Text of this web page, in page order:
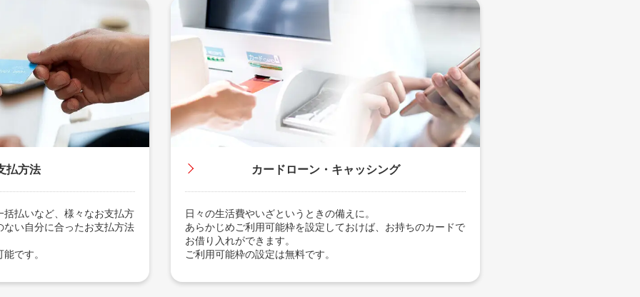
払方法
払いなど、様々なお支払方
い自分に合ったお支払方法
です。
カードローン・キャッシング
日々の生活費やいざというときの備えに。
あらかじめご利用可能枠を設定しておけば、お持ちのカードで
お借り入れができます。
ご利用可能枠の設定は無料です。